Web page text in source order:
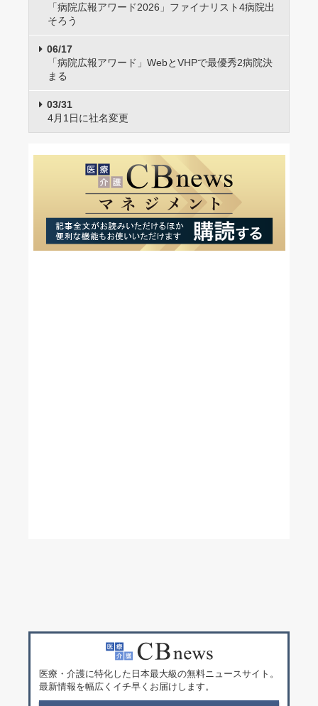
「病院広報アワード2026」ファイナリスト4病院出
そろう
06/17
「病院広報アワード」WebとVHPで最優秀2病院決
まる
03/31
4月1日に社名変更
医療・介護に特化した日本最大級の無料ニュースサイト。
最新情報を幅広くイチ早くお届けします。